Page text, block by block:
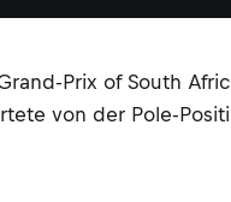
Prix of South
von der Pole-